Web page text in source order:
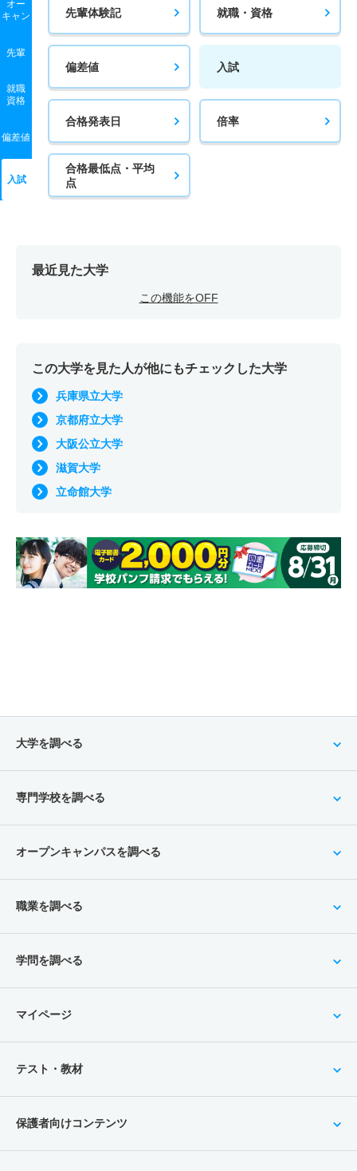
オー
キャン
先輩
就職
資格
偏差値
入試
先輩体験記 就職・資格
偏差値 入試
合格発表日 倍率
合格最低点・平均
点
最近見た大学
この機能をOFF
この大学を見た人が他にもチェックした大学
兵庫県立大学
京都府立大学
大阪公立大学
滋賀大学
立命館大学
大学を調べる
専門学校を調べる
オープンキャンパスを調べる
職業を調べる
学問を調べる
マイページ
テスト・教材
保護者向けコンテンツ